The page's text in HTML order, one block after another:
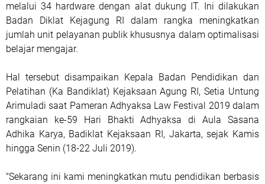
melalui 34 hardware dengan alat dukung IT. Ini dilakukan
Badan Diklat Kejagung RI dalam rangka meningkatkan
jumlah unit pelayanan publik khususnya dalam optimalisasi
belajar mengajar.
Hal tersebut disampaikan Kepala Badan Pendidikan dan
Pelatihan (Ka Bandiklat) Kejaksaan Agung RI, Setia Untung
Arimuladi saat Pameran Adhyaksa Law Festival 2019 dalam
rangkaian ke-59 Hari Bhakti Adhyaksa di Aula Sasana
Adhika Karya, Badiklat Kejaksaan RI, Jakarta, sejak Kamis
hingga Senin (18-22 Juli 2019).
"Sekarang ini kami meningkatkan mutu pendidikan berbasis